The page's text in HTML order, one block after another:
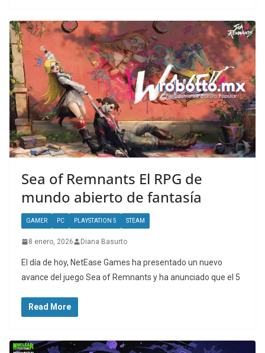
Sea of Remnants El RPG de
mundo abierto de fantasía
GAMER PC PLAYSTATION 5 STEAM
8 enero, 2026 Diana Basurto
El día de hoy, NetEase Games ha presentado un nuevo
avance del juego Sea of Remnants y ha anunciado que el 5
Read More